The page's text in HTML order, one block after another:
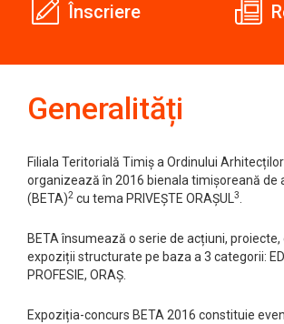
Înscriere
Generalități
Filiala Teritorială Timiș a Ordinului
organizează în 2016 bienala timișoreană de
(BETA)2 cu tema PRIVEȘTE ORAȘUL 3
BETA însumează o serie de acțiuni,
expoziții structurate pe baza a 3 categorii:
PROFESIE, ORAȘ.
Expoziția-concurs BETA 2016 constituie